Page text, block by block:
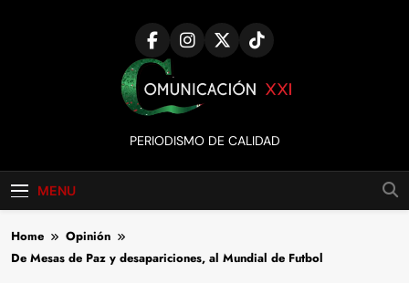
Comunicación
XXI
PERIODISMO DE CALIDAD
MENU
Home
Opinión
De Mesas de Paz y desapariciones, al Mundial de Futbol